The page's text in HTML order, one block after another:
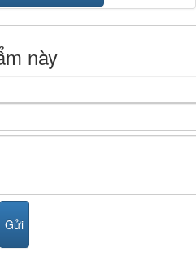
cho không khí trong phòng
thanh sạch, thoáng đãng mà
này